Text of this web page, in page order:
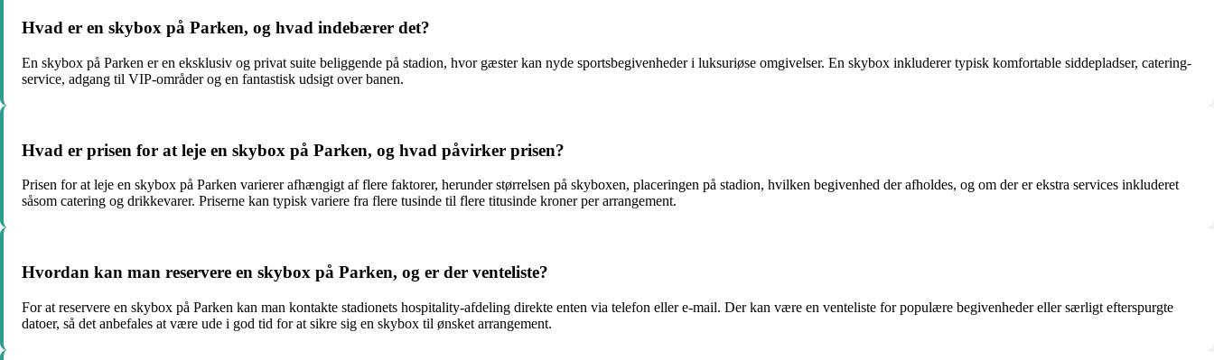
Hvad er en skybox på Parken, og hvad indebærer det?
En skybox på Parken er en eksklusiv og privat suite beliggende på stadion, hvor gæster kan nyde sportsbegivenheder i luksuriøse omgivelser. En skybox inkluderer typisk komfortable siddepladser, catering-
service, adgang til VIP-områder og en fantastisk udsigt over banen.
Hvad er prisen for at leje en skybox på Parken, og hvad påvirker prisen?
Prisen for at leje en skybox på Parken varierer afhængigt af flere faktorer, herunder størrelsen på skyboxen, placeringen på stadion, hvilken begivenhed der afholdes, og om der er ekstra services inkluderet
såsom catering og drikkevarer. Priserne kan typisk variere fra flere tusinde til flere titusinde kroner per arrangement.
Hvordan kan man reservere en skybox på Parken, og er der venteliste?
For at reservere en skybox på Parken kan man kontakte stadionets hospitality-afdeling direkte enten via telefon eller e-mail. Der kan være en venteliste for populære begivenheder eller særligt efterspurgte
datoer, så det anbefales at være ude i god tid for at sikre sig en skybox til ønsket arrangement.